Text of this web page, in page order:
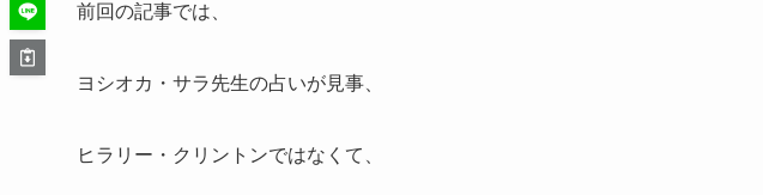
前回の記事では、
ヨシオカ・サラ先生の占いが見事、
ヒラリー・クリントンではなくて、